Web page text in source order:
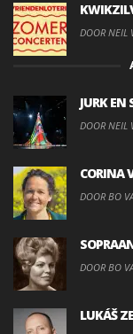
DOOR NEIL
JURK EN
DOOR NEIL
CORINA
DOOR BO
DOOR BO
LUKÁŠ